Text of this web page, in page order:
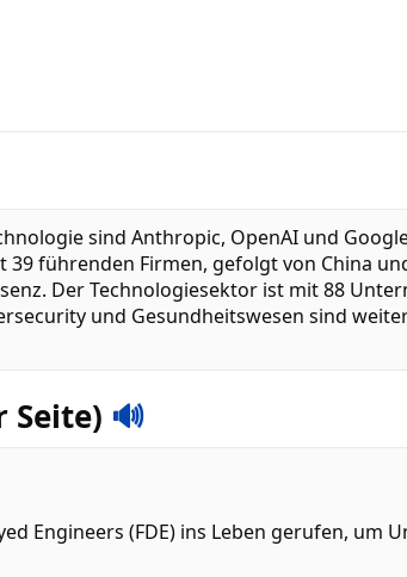
sind Anthropic, OpenAI und
führenden Firmen, gefolgt von China
Der Technologiesektor ist mit 88
und Gesundheitswesen sind
Seite) 🔊
Engineers (FDE) ins Leben gerufen,